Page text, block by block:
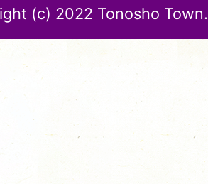
(c) 2022 Tonosho